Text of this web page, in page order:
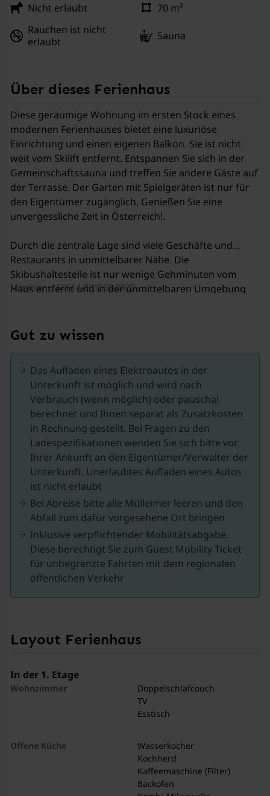
Nicht erlaubt
70 m²
Rauchen ist nicht
erlaubt
Sauna
Über dieses Ferienhaus
Diese geräumige Wohnung im ersten Stock eines
modernen Ferienhauses bietet eine luxuriöse
Einrichtung und einen eigenen Balkon. Sie ist nicht
weit vom Skilift entfernt. Entspannen Sie sich in der
Gemeinschaftssauna und treffen Sie andere Gäste auf
der Terrasse. Der Garten mit Spielgeräten ist nur für
den Eigentümer zugänglich. Genießen Sie eine
unvergessliche Zeit in Österreich!.
Durch die zentrale Lage sind viele Geschäfte und
Restaurants in unmittelbarer Nähe. Die
Skibushaltestelle ist nur wenige Gehminuten vom
Haus entfernt und in der unmittelbaren Umgebung
Mietlizenz: 50614-001269-2020
Gut zu wissen
Das Aufladen eines Elektroautos in der
Unterkunft ist möglich und wird nach
Verbrauch (wenn möglich) oder pauschal
berechnet und Ihnen separat als Zusatzkosten
in Rechnung gestellt. Bei Fragen zu den
Ladespezifikationen wenden Sie sich bitte vor
Ihrer Ankunft an den Eigentümer/Verwalter der
Unterkunft. Unerlaubtes Aufladen eines Autos
ist nicht erlaubt
Bei Abreise bitte alle Mülleimer leeren und den
Abfall zum dafür vorgesehene Ort bringen
Inklusive verpflichtender Mobilitätsabgabe.
Diese berechtigt Sie zum Guest Mobility Ticket
für unbegrenzte Fahrten mit dem regionalen
öffentlichen Verkehr
Layout Ferienhaus
In der 1. Etage
Wohnzimmer
Doppelschlafcouch
TV
Esstisch
Offene Küche
Wasserkocher
Kochherd
Kaffeemaschine (Filter)
Backofen